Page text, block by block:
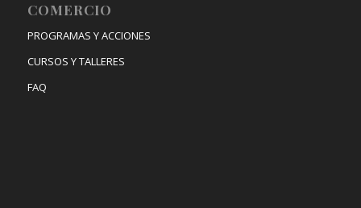
COMERCIO
PROGRAMAS Y ACCIONES
CURSOS Y TALLERES
FAQ